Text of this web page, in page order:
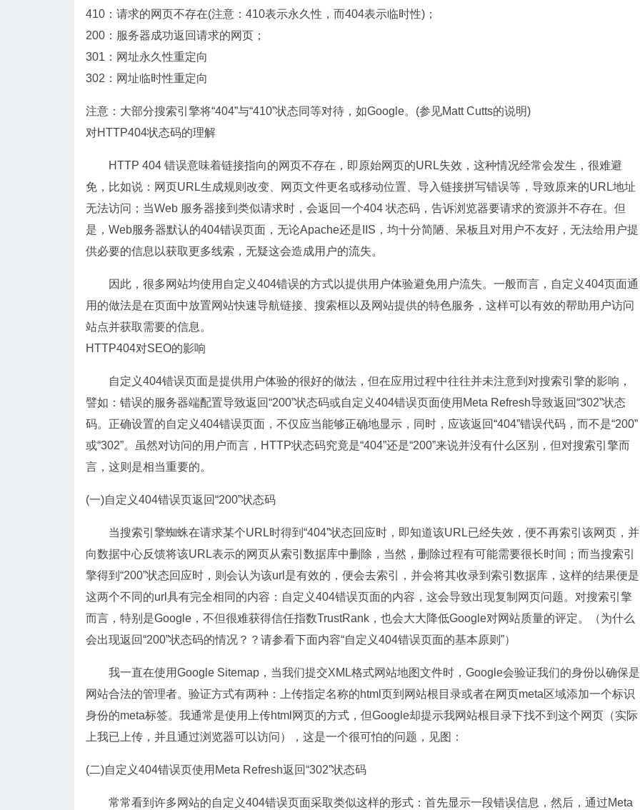
410：请求的网页不存在(注意：410表示永久性，而404表示临时性)；
200：服务器成功返回请求的网页；
301：网址永久性重定向
302：网址临时性重定向
注意：大部分搜索引擎将“404”与“410”状态同等对待，如Google。(参见Matt Cutts的说明)
对HTTP404状态码的理解
HTTP 404 错误意味着链接指向的网页不存在，即原始网页的URL失效，这种情况经常会发生，很难避
免，比如说：网页URL生成规则改变、网页文件更名或移动位置、导入链接拼写错误等，导致原来的URL地址
无法访问；当Web 服务器接到类似请求时，会返回一个404 状态码，告诉浏览器要请求的资源并不存在。但
是，Web服务器默认的404错误页面，无论Apache还是IIS，均十分简陋、呆板且对用户不友好，无法给用户提
供必要的信息以获取更多线索，无疑这会造成用户的流失。
因此，很多网站均使用自定义404错误的方式以提供用户体验避免用户流失。一般而言，自定义404页面通
用的做法是在页面中放置网站快速导航链接、搜索框以及网站提供的特色服务，这样可以有效的帮助用户访问
站点并获取需要的信息。
HTTP404对SEO的影响
自定义404错误页面是提供用户体验的很好的做法，但在应用过程中往往并未注意到对搜索引擎的影响，
譬如：错误的服务器端配置导致返回“200”状态码或自定义404错误页面使用Meta Refresh导致返回“302”状态
码。正确设置的自定义404错误页面，不仅应当能够正确地显示，同时，应该返回“404”错误代码，而不是“200”
或“302”。虽然对访问的用户而言，HTTP状态码究竟是“404”还是“200”来说并没有什么区别，但对搜索引擎而
言，这则是相当重要的。
(一)自定义404错误页返回“200”状态码
当搜索引擎蜘蛛在请求某个URL时得到“404”状态回应时，即知道该URL已经失效，便不再索引该网页，并
向数据中心反馈将该URL表示的网页从索引数据库中删除，当然，删除过程有可能需要很长时间；而当搜索引
擎得到“200”状态回应时，则会认为该url是有效的，便会去索引，并会将其收录到索引数据库，这样的结果便是
这两个不同的url具有完全相同的内容：自定义404错误页面的内容，这会导致出现复制网页问题。对搜索引擎
而言，特别是Google，不但很难获得信任指数TrustRank，也会大大降低Google对网站质量的评定。（为什么
会出现返回“200”状态码的情况？？请参看下面内容“自定义404错误页面的基本原则”）
我一直在使用Google Sitemap，当我们提交XML格式网站地图文件时，Google会验证我们的身份以确保是
网站合法的管理者。验证方式有两种：上传指定名称的html页到网站根目录或者在网页meta区域添加一个标识
身份的meta标签。我通常是使用上传html网页的方式，但Google却提示我网站根目录下找不到这个网页（实际
上我已上传，并且通过浏览器可以访问），这是一个很可怕的问题，见图：
(二)自定义404错误页使用Meta Refresh返回“302”状态码
常常看到许多网站的自定义404错误页面采取类似这样的形式：首先显示一段错误信息，然后，通过Meta